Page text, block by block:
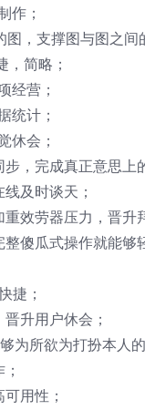
作；
，支撑图与图之间
简略；
经营；
统计；
休会；
，完成真正意思上
及时谈天；
效劳器压力，晋升
傻瓜式操作就能够
捷；
升用户休会；
为所欲为打扮本人的
用性；